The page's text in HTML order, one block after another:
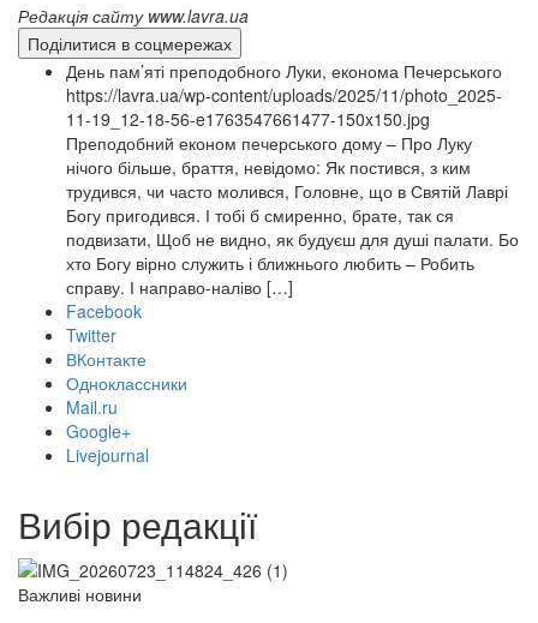
12 сентября 2015Название трансляции
12 сентября 2015Название трансляции
12 сентября 2015Название трансляции
12 сентября 2015Название трансляции
12 сентября 2015Название трансляции
Перейти до архіву
Редакція сайту www.lavra.ua
Поділитися в соцмережах
День пам’яті преподобного Луки, економа Печерського
https://lavra.ua/wp-content/uploads/2025/11/photo_2025-
11-19_12-18-56-e1763547661477-150x150.jpg
Преподобний економ печерського дому – Про Луку
нічого більше, браття, невідомо: Як постився, з ким
трудився, чи часто молився, Головне, що в Святій Лаврі
Богу пригодився. І тобі б смиренно, брате, так ся
подвизати, Щоб не видно, як будуєш для душі палати. Бо
хто Богу вірно служить і ближнього любить – Робить
справу. І направо-наліво […]
Facebook
Twitter
ВКонтакте
Одноклассники
Mail.ru
Google+
Livejournal
Вибір редакції
Важливі новини